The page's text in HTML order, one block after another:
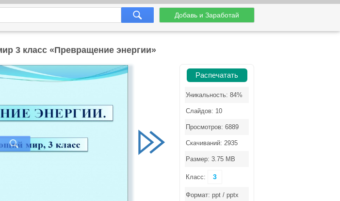
Добавь и Заработай
3 класс «Превращение энергии»
Распечатать
Уникальность: 84%
Слайдов: 10
Просмотров: 6889
Скачиваний: 2935
Размер: 3.75 MB
Класс: 3
Формат: ppt / pptx